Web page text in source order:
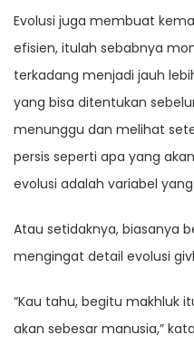
Evolusi juga membuat
efisien, itulah sebabnya
terkadang menjadi jauh
yang bisa ditentukan
menunggu dan melihat
persis seperti apa yang
evolusi adalah variabel
Atau setidaknya, biasanya
mengingat detail evolusi
“Kau tahu, begitu makhluk
akan sebesar manusia,”